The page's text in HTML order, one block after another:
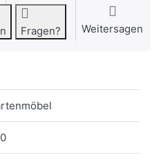
Fragen? Weitersagen